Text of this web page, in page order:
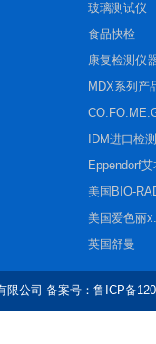
玻璃测试仪
食品快检
康复检测仪
MDX系列产
IDM进口检
Eppendorf
美国BIO-
美国爱色丽
英国舒曼
限公司 备案号：鲁ICP备